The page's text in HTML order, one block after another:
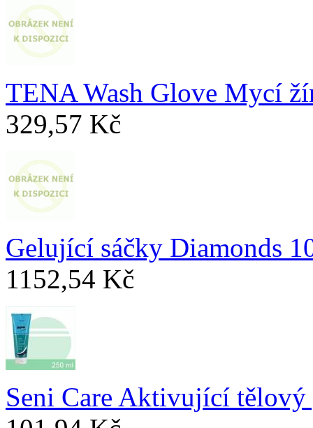
TENA Wash Glove Mycí
329,57 Kč
Gelující sáčky Diamonds
1152,54 Kč
Seni Care Aktivující